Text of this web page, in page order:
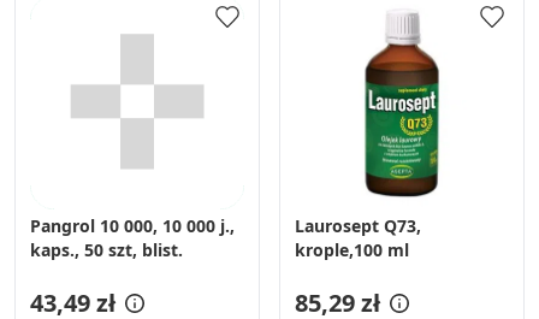
Pangrol 10 000, 10 000 j.,
kaps., 50 szt, blist.
43,49 zł
Laurosept Q73,
krople,100 ml
85,29 zł